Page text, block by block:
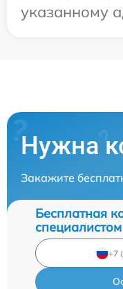
указанному
Нужна
Закажите
Бесплатная
специалистом